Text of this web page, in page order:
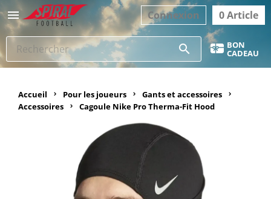
 0 Article
Connexion
search BON
CADEAU
Accueil Pour les joueurs
Gants et accessoires
Accessoires
Cagoule Nike Pro Therma-Fit Hood